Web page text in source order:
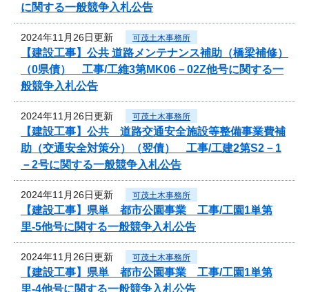
に関する一般競争入札公告
2024年11月26日更新 可茂土木事務所
【建設工事】公共 道路メンテナンス補助（橋梁補修）
（0県債） 工事/工維3第MK06－02Z他号に関する一
般競争入札公告
2024年11月26日更新 可茂土木事務所
【建設工事】公共 道路交通安全施設等整備事業費補
助（交通安全対策分）（翌債） 工事/工建2第S2－1
－2号に関する一般競争入札公告
2024年11月26日更新 可茂土木事務所
【建設工事】県単 都市公園事業 工事/工園1単第
里-5他号に関する一般競争入札公告
2024年11月26日更新 可茂土木事務所
【建設工事】県単 都市公園事業 工事/工園1単第
里-4他号に関する一般競争入札公告